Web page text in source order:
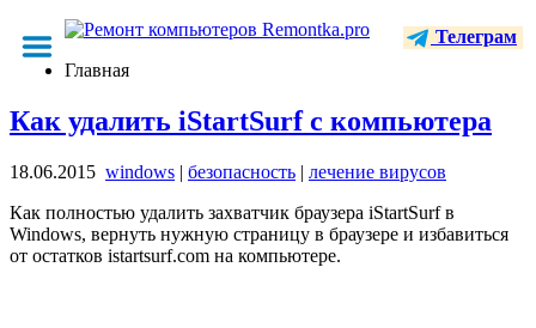
Телеграм
Главная
Как удалить iStartSurf с компьютера
18.06.2015 windows | безопасность | лечение вирусов
Как полностью удалить захватчик браузера iStartSurf в
Windows, вернуть нужную страницу в браузере и избавиться
от остатков istartsurf.com на компьютере.